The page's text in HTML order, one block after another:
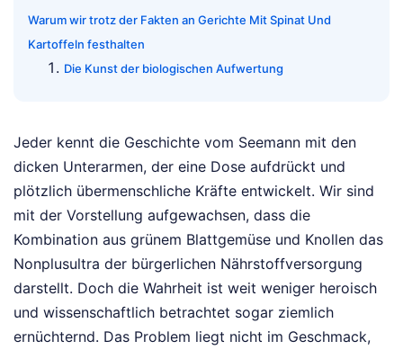
Warum wir trotz der Fakten an Gerichte Mit Spinat Und
Kartoffeln festhalten
Die Kunst der biologischen Aufwertung
Jeder kennt die Geschichte vom Seemann mit den
dicken Unterarmen, der eine Dose aufdrückt und
plötzlich übermenschliche Kräfte entwickelt. Wir sind
mit der Vorstellung aufgewachsen, dass die
Kombination aus grünem Blattgemüse und Knollen das
Nonplusultra der bürgerlichen Nährstoffversorgung
darstellt. Doch die Wahrheit ist weit weniger heroisch
und wissenschaftlich betrachtet sogar ziemlich
ernüchternd. Das Problem liegt nicht im Geschmack,